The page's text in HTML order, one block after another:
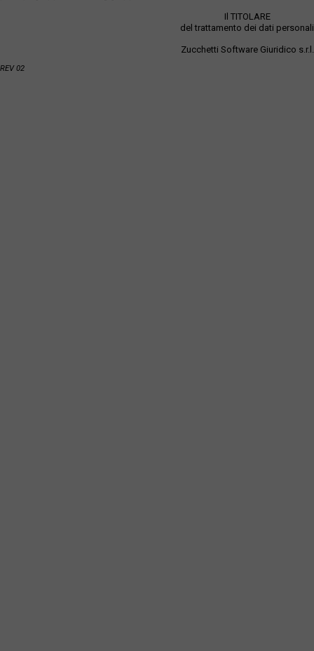
Il TITOLARE
del trattamento dei dati personali
Zucchetti Software Giuridico s.r.l.
REV 02